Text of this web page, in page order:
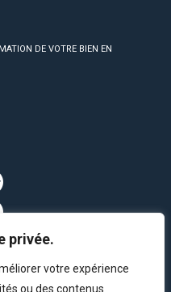
privée.
votre expérience
ou des contenus
DE VOTRE BIEN EN